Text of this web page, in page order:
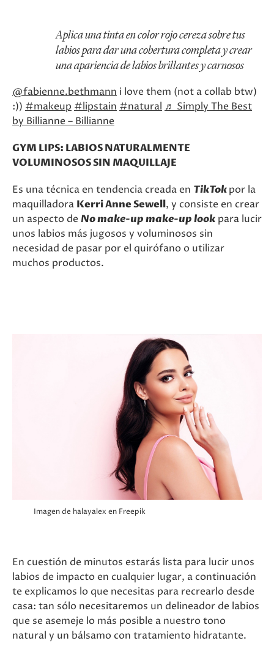
Aplica una tinta en color rojo cereza sobre tus
labios para dar una cobertura completa y crear
una apariencia de labios brillantes y carnosos
@fabienne.bethmann i love them (not a collab btw)
:)) #makeup #lipstain #natural ♬ Simply The Best
by Billianne – Billianne
GYM LIPS: LABIOS NATURALMENTE
VOLUMINOSOS SIN MAQUILLAJE
Es una técnica en tendencia creada en TikTokpor la
maquilladora Kerri Anne Sewell, y consiste en crear
un aspecto de No make-up make-up look para lucir
unos labios más jugosos y voluminosos sin
necesidad de pasar por el quirófano o utilizar
muchos productos.
Imagen de halayalex en Freepik
En cuestión de minutos estarás lista para lucir unos
labios de impacto en cualquier lugar, a continuación
te explicamos lo que necesitas para recrearlo desde
casa: tan sólo necesitaremos un delineador de labios
que se asemeje lo más posible a nuestro tono
natural y un bálsamo con tratamiento hidratante.